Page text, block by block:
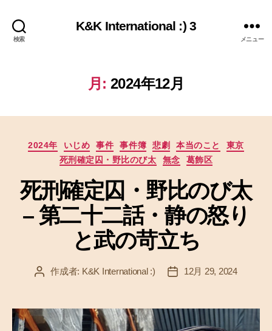
検索
K&K International :) 3
メニュー
月: 2024年12月
カ
テ
2024年 いじめ 事件 事件簿 悲劇 本当のこと
東京
死刑確定囚・野比のび太
無念 葛飾区
死刑確定囚・野比のび太
– 第二十二話・静の怒り
と武の苛立ち
投 作成者: K&K International :)
投
12月 29, 2024